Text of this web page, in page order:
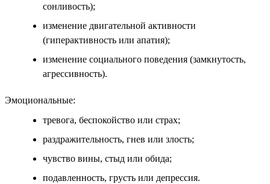
сонливость);
изменение двигательной активности
(гиперактивность или апатия);
изменение социального поведения (замкнутость,
агрессивность).
Эмоциональные:
тревога, беспокойство или страх;
раздражительность, гнев или злость;
чувство вины, стыд или обида;
подавленность, грусть или депрессия.